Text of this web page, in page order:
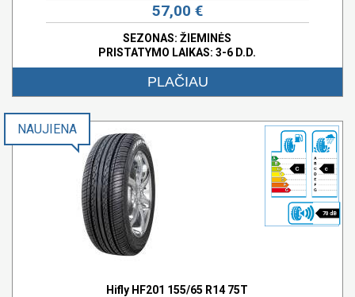
57,00 €
SEZONAS: ŽIEMINĖS
PRISTATYMO LAIKAS: 3-6 D.D.
PLAČIAU
C c
70 dB
NAUJIENA
Hifly HF201 155/65 R14 75T